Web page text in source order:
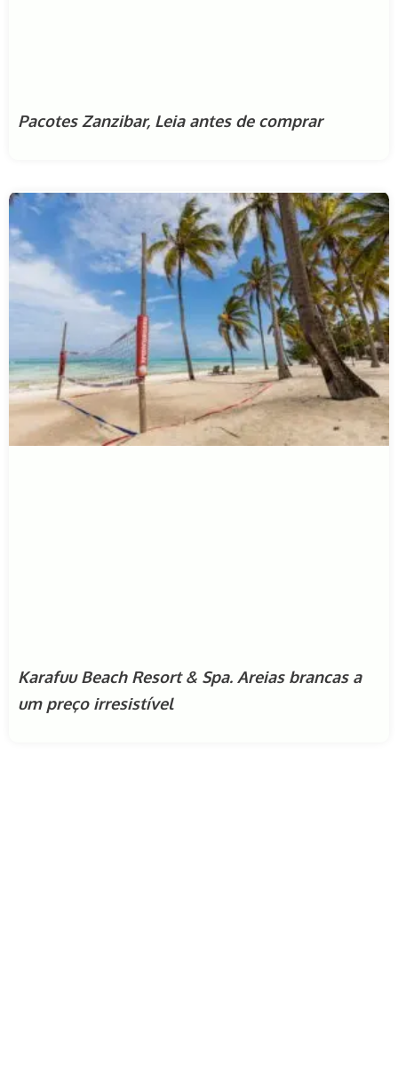
Pacotes Zanzibar, Leia antes de comprar
Karafuu Beach Resort & Spa. Areias brancas a
um preço irresistível